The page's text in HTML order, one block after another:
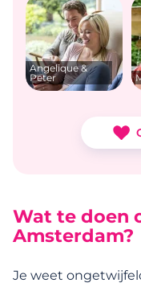
Angelique &
Peter
Wat te doen
Amsterdam?
Je weet